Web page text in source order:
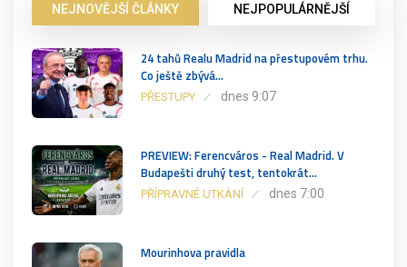
NEJNOVĚJŠÍ ČLÁNKY NEJPOPULÁRNĚJŠÍ
24 tahů Realu Madrid na přestupovém trhu.
Co ještě zbývá…
PŘESTUPY dnes 9:07
PREVIEW: Ferencváros - Real Madrid. V
Budapešti druhý test, tentokrát…
PŘÍPRAVNÉ UTKÁNÍ dnes 7:00
Mourinhova pravidla